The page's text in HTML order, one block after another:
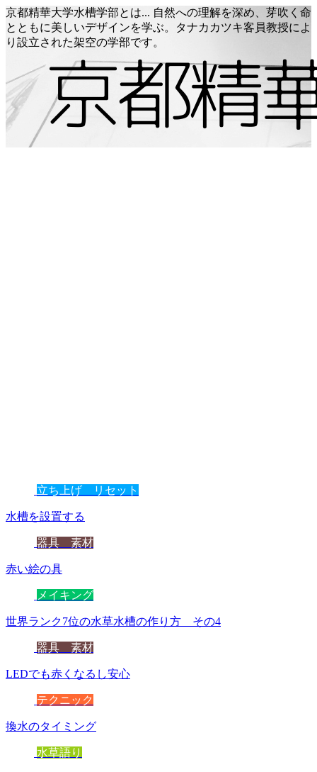
京都精華大学水槽学部とは... 自然への理解を深め、芽吹く命
とともに美しいデザインを学ぶ。タナカカツキ客員教授によ
り設立された架空の学部です。
立ち上げ リセット
水槽を設置する
器具 素材
赤い絵の具
メイキング
世界ランク7位の水草水槽の作り方 その4
器具 素材
LEDでも赤くなるし安心
テクニック
換水のタイミング
水草語り